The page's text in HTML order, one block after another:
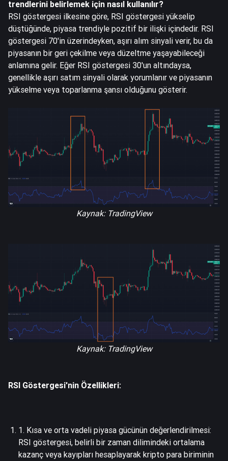
trendlerini belirlemek için nasıl kullanılır?
RSI göstergesi ilkesine göre, RSI göstergesi yükselip
düştüğünde, piyasa trendiyle pozitif bir ilişki içindedir. RSI
göstergesi 70'in üzerindeyken, aşırı alım sinyali verir, bu da
piyasanın bir geri çekilme veya düzeltme yaşayabileceği
anlamına gelir. Eğer RSI göstergesi 30'un altındaysa,
genellikle aşırı satım sinyali olarak yorumlanır ve piyasanın
yükselme veya toparlanma şansı olduğunu gösterir.
Kaynak: TradingView
Kaynak: TradingView
RSI Göstergesi'nin Özellikleri:
1. Kısa ve orta vadeli piyasa gücünün değerlendirilmesi:
RSI göstergesi, belirli bir zaman dilimindeki ortalama
kazanç veya kayıpları hesaplayarak kripto para biriminin